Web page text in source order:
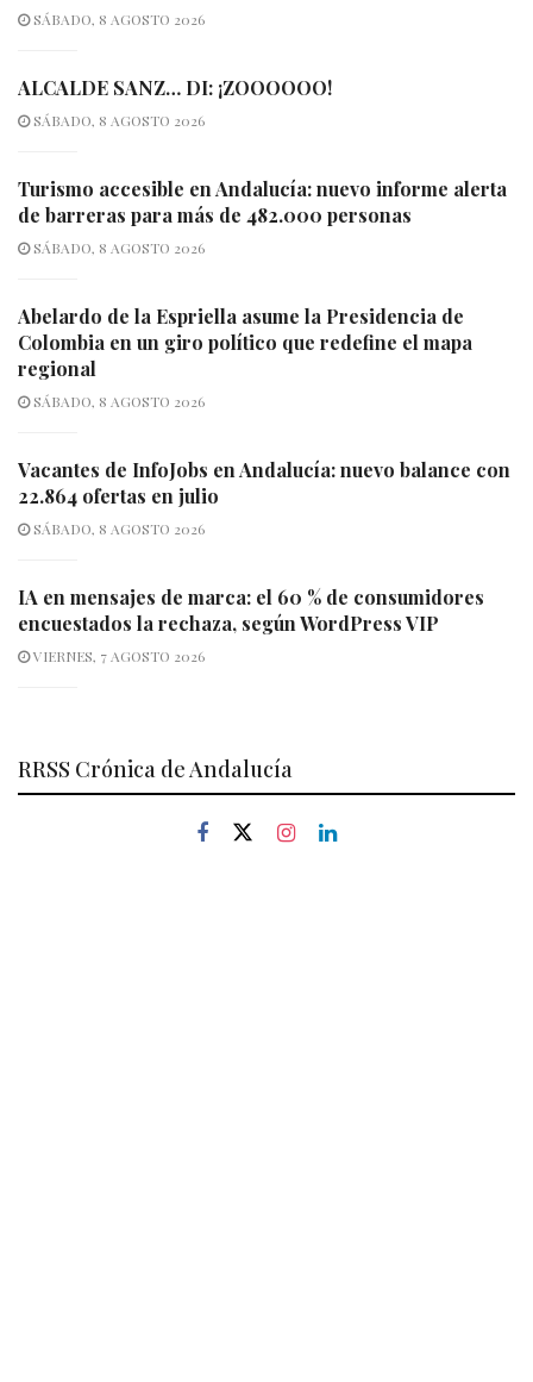
SÁBADO, 8 AGOSTO 2026
ALCALDE SANZ… DI: ¡ZOOOOOO!
SÁBADO, 8 AGOSTO 2026
Turismo accesible en Andalucía: nuevo informe alerta
de barreras para más de 482.000 personas
SÁBADO, 8 AGOSTO 2026
Abelardo de la Espriella asume la Presidencia de
Colombia en un giro político que redefine el mapa
regional
SÁBADO, 8 AGOSTO 2026
Vacantes de InfoJobs en Andalucía: nuevo balance con
22.864 ofertas en julio
SÁBADO, 8 AGOSTO 2026
IA en mensajes de marca: el 60 % de consumidores
encuestados la rechaza, según WordPress VIP
VIERNES, 7 AGOSTO 2026
RRSS Crónica de Andalucía